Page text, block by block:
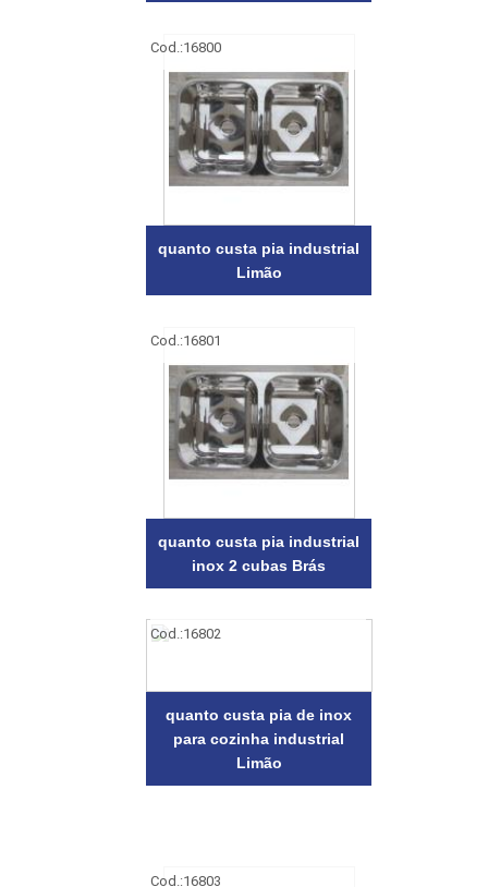
Cod.:16800
quanto custa pia industrial
Limão
Cod.:16801
quanto custa pia industrial
inox 2 cubas Brás
Cod.:16802
quanto custa pia de inox
para cozinha industrial
Limão
Cod.:16803